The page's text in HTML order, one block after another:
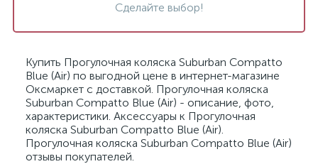
Сделайте выбор!
Купить Прогулочная коляска Suburban Compatto
Blue (Air) по выгодной цене в интернет-магазине
Оксмаркет с доставкой. Прогулочная коляска
Suburban Compatto Blue (Air) - описание, фото,
характеристики. Аксессуары к Прогулочная
коляска Suburban Compatto Blue (Air).
Прогулочная коляска Suburban Compatto Blue (Air)
отзывы покупателей.